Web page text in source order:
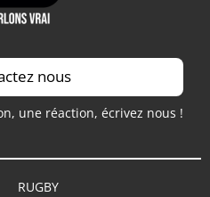
nous
une réaction, écrivez nous !
RUGBY